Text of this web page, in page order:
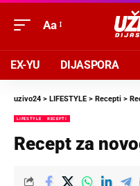
Aa
EX-YU DIJASPORA
uzivo24 > LIFESTYLE > Recepti >
LIFESTYLE RECEPTI
Recept za